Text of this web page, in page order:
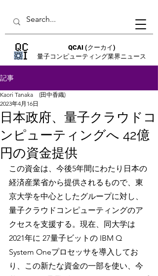
QCAI (クーカイ)
量子コンピューティング業界ニュース
記事
日本政府、量子クラウドコ
ンピューティングへ 42億
円の資金提供
Kaori Tanaka (田中香織)
2023年4月16日
この資金は、今後5年間にわたり日本の
経済産業省から提供されるもので、東
京大学を中心としたグループに対し、
量子クラウドコンピューティングのア
クセスを支援する。現在、同大学は
2021年に 27量子ビットの IBM Q
System Oneプロセッサを導入してお
り、この新たな資金の一部を使い、今